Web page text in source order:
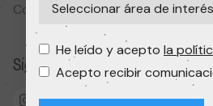
Condiciones de contratación
Síguenos
He leído y acepto la
Acepto recibir